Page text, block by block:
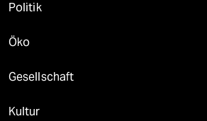
Politik
Öko
Gesellschaft
Kultur